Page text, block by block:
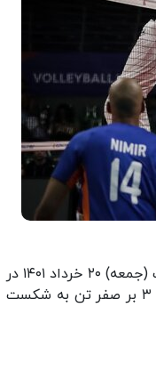
در ادامه رقابت‌های لیگ ملت‌های والیبال ۲۰۲۲، تیم ملی والیبال ایران امشب (جمعه) ۲۰ خرداد ۱۴۰۱ در
دومین بازی خود از این مسابقات به مصاف هلند رفت که در پایان با نتیجه ۳ بر صفر تن به شکست